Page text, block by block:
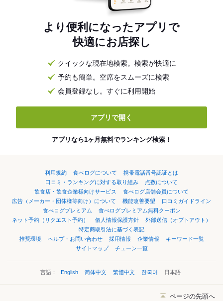
より便利になったアプリで
快適にお店探し
クイックな現在地検索。検索が快適に
予約も簡単。空席をスムーズに検索
会員登録なし。すぐに利用開始
アプリで開く
アプリなら1ヶ月無料でランキング検索！
利用規約 食べログについて
携帯電話番号認証とは
口コミ・ランキングに対する取り組み
点数について
飲食店・飲食企業様向けサービス
食べログ店舗会員について
広告（メーカー・団体様等向け）について
機能改善要望
口コミガイドライン
食べログプレミアム
食べログプレミアム無料クーポン
ネット予約（リクエスト予約）
個人情報保護方針
外部送信（オプトアウト）
特定商取引法に基づく表記
推奨環境
ヘルプ・お問い合わせ 採用情報 企業情報
キーワード一覧
サイトマップ
チェーン一覧
言語： English 简体中文 繁體中文 한국어 日本語
ページの先頭へ